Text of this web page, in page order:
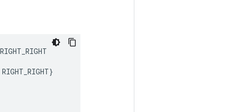
RIGHT_RIGHT
RIGHT_RIGHT}